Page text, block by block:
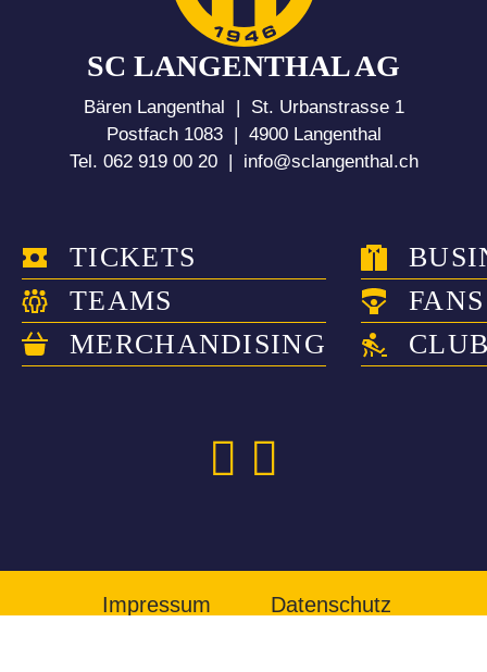
SC LANGENTHAL AG
Bären Langenthal | St. Urbanstrasse 1
Postfach 1083 | 4900 Langenthal
Tel. 062 919 00 20 | info@sclangenthal.ch
TICKETS
TEAMS
MERCHANDISING
FANS
Impressum Datenschutz